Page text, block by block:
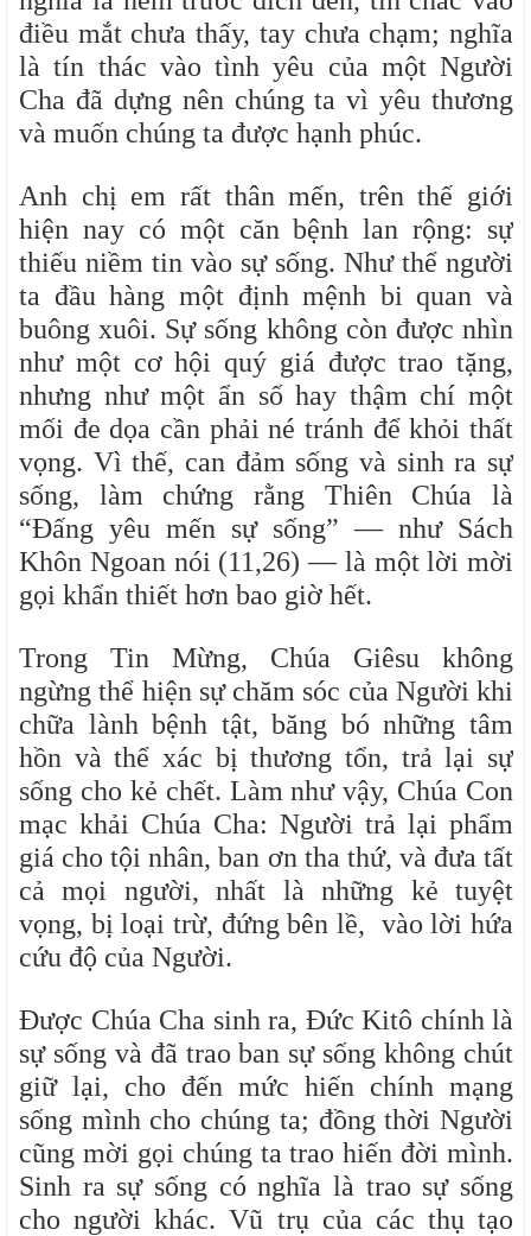
điều mắt chưa thấy, tay chưa chạm; nghĩa
là tín thác vào tình yêu của một Người
Cha đã dựng nên chúng ta vì yêu thương
và muốn chúng ta được hạnh phúc.
Anh chị em rất thân mến, trên thế giới
hiện nay có một căn bệnh lan rộng: sự
thiếu niềm tin vào sự sống. Như thể người
ta đầu hàng một định mệnh bi quan và
buông xuôi. Sự sống không còn được nhìn
như một cơ hội quý giá được trao tặng,
nhưng như một ẩn số hay thậm chí một
mối đe dọa cần phải né tránh để khỏi thất
vọng. Vì thế, can đảm sống và sinh ra sự
sống, làm chứng rằng Thiên Chúa là
“Đấng yêu mến sự sống” — như Sách
Khôn Ngoan nói (11,26) — là một lời mời
gọi khẩn thiết hơn bao giờ hết.
Trong Tin Mừng, Chúa Giêsu không
ngừng thể hiện sự chăm sóc của Người khi
chữa lành bệnh tật, băng bó những tâm
hồn và thể xác bị thương tổn, trả lại sự
sống cho kẻ chết. Làm như vậy, Chúa Con
mạc khải Chúa Cha: Người trả lại phẩm
giá cho tội nhân, ban ơn tha thứ, và đưa tất
cả mọi người, nhất là những kẻ tuyệt
vọng, bị loại trừ, đứng bên lề, vào lời hứa
cứu độ của Người.
Được Chúa Cha sinh ra, Đức Kitô chính là
sự sống và đã trao ban sự sống không chút
giữ lại, cho đến mức hiến chính mạng
sống mình cho chúng ta; đồng thời Người
cũng mời gọi chúng ta trao hiến đời mình.
Sinh ra sự sống có nghĩa là trao sự sống
cho người khác. Vũ trụ của các thụ tạo